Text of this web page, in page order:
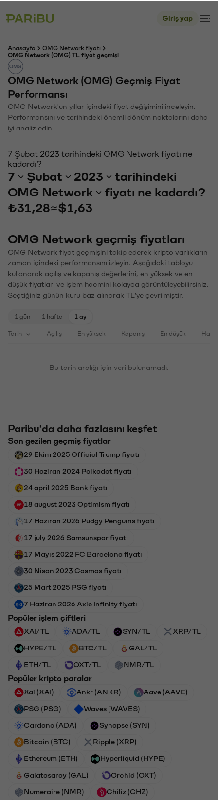
Giriş yap
Anasayfa
OMG Network fiyatı
OMG Network (OMG) TL fiyat geçmişi
OMG Network (OMG) Geçmiş Fiyat
Performansı
OMG Network'un yıllar içindeki fiyat değişimini inceleyin.
Performansını ve tarihindeki önemli dönüm noktalarını daha
iyi analiz edin.
7 Şubat 2023 tarihindeki OMG Network fiyatı ne
kadardı?
7 Şubat 2023
tarihindeki
OMG Network
fiyatı ne kadardı?
₺31,28≈$1,63
OMG Network geçmiş fiyatları
OMG Network fiyat geçmişini takip ederek kripto varlıkların
zaman içindeki performansını izleyin. Aşağıdaki tabloyu
kullanarak açılış ve kapanış değerlerini, en yüksek ve en
düşük fiyatları ve işlem hacmini kolayca görüntüleyebilirsiniz.
Seçtiğiniz günün kuru baz alınarak TL'ye çevrilmiştir.
1 gün 1 hafta 1 ay
Tarih Açılış En yüksek Kapanış En düşük
Bu tarih aralığı için veri bulunamadı.
Paribu'da daha fazlasını keşfet
Son gezilen geçmiş fiyatlar
29 Ekim 2025 Official Trump fiyatı
30 Haziran 2024 Polkadot fiyatı
24 april 2025 Bonk fiyatı
18 august 2023 Optimism fiyatı
17 Haziran 2026 Pudgy Penguins fiyatı
17 july 2026 Samsunspor fiyatı
17 Mayıs 2022 FC Barcelona fiyatı
30 Nisan 2023 Cosmos fiyatı
25 Mart 2025 PSG fiyatı
7 Haziran 2026 Axie Infinity fiyatı
Popüler işlem çiftleri
XAI/TL ADA/TL SYN/TL XRP/TL
HYPE/TL BTC/TL GAL/TL
ETH/TL OXT/TL NMR/TL
Popüler kripto paralar
Xai (XAI) Ankr (ANKR) Aave (AAVE)
PSG (PSG) Waves (WAVES)
Cardano (ADA) Synapse (SYN)
Bitcoin (BTC) Ripple (XRP)
Ethereum (ETH) Hyperliquid (HYPE)
Galatasaray (GAL) Orchid (OXT)
Numeraire (NMR) Chiliz (CHZ)